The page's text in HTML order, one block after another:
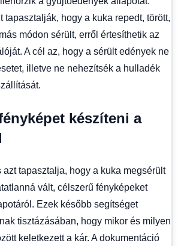
tapasztalják, hogy a kuka repedt, törött,
módon sérült, erről értesíthetik az
A cél az, hogy a sérült edények ne
illetve ne nehezítsék a hulladék
készíteni a
azt tapasztalja, hogy a kuka megsérült
vált, célszerű fényképeket
Ezek később segítséget
tisztázásában, hogy mikor és milyen
keletkezett a kár. A dokumentáció